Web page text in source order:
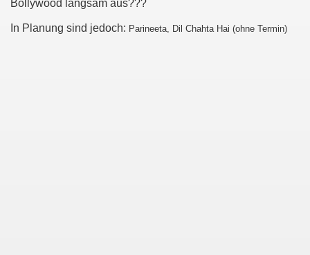
Bollywood langsam aus???
In Planung sind jedoch: Parineeta, Dil Chahta Hai (ohne Termin)